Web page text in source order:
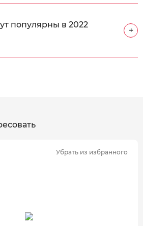
популярны в 2022
+
Убрать из избранного